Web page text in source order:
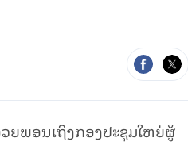
ພອນ​ເຖິງ​ກອງ​ປະ​ຊຸມ​ໃຫຍ່​ຜູ້​